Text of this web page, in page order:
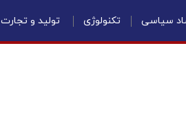
سیاسی تکنولوژی تولید و تجارت